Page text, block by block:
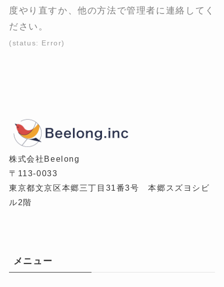
度やり直すか、他の方法で管理者に連絡してく
ださい。
(status: Error)
株式会社Beelong
〒113-0033
東京都文京区本郷三丁目31番3号 本郷スズヨシビ
ル2階
メニュー